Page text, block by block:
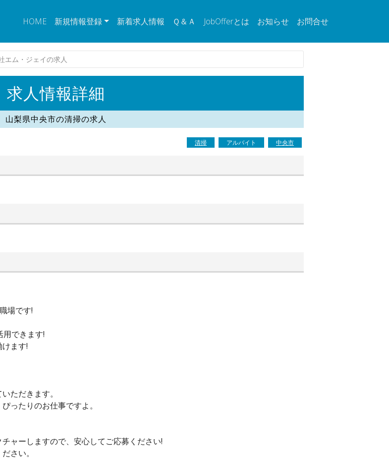
HOME 新規情報登録 新着求人情報 Ｑ＆Ａ JobOfferとは お知らせ お問合せ
エム・ジェイの求人
求人情報詳細
山梨県中央市の清掃の求人
清掃 アルバイト 中央市
場です!
用できます!
ます!
ただきます。
ったりのお仕事ですよ。
ャーしますので、安心してご応募ください!
さい。